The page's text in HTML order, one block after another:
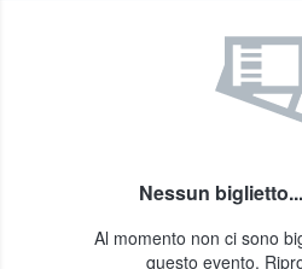
Nessun
Al momento non ci sono
questo evento.